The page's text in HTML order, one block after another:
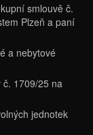
smlouvě č.
Plzeň a paní
a nebytové
1709/25 na
jednotek